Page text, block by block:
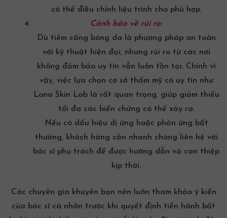
có thể điều chỉnh liệu trình cho phù hợp.
Cảnh báo về rủi ro:
Dù tiêm căng bóng da là phương pháp an toàn
với kỹ thuật hiện đại, nhưng rủi ro từ các nơi
không đảm bảo uy tín vẫn luôn tồn tại. Chính vì
vậy, việc lựa chọn cơ sở thẩm mỹ có uy tín như
Lona Skin Lab là rất quan trọng, giúp giảm thiểu
tối đa các biến chứng có thể xảy ra.
Nếu có dấu hiệu dị ứng hoặc phản ứng bất
thường, khách hàng cần nhanh chóng liên hệ với
bác sĩ phụ trách để được hướng dẫn và can thiệp
kịp thời.
Các chuyên gia khuyên bạn nên luôn tham khảo ý kiến
của bác sĩ cá nhân trước khi quyết định tiến hành bất